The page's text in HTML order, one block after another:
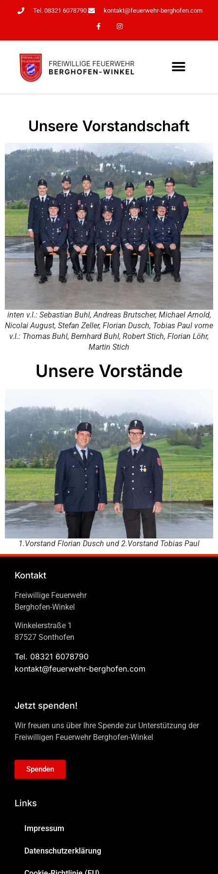
Tel. 08321 6078790 kontakt@feuerwehr-berghofen.com
Unsere Vorstandschaft
inten v.l.: Sebastian Buhl, Andreas Brutscher, Michael Arnold,
Nicolai August, Stefan Zeller, Florian Dusch, Tobias Paul vorne
v.l.: Thomas Buhl, Bernhard Buhl, Robert Stich, Florian Löhr,
Martin Stich
Unsere Vorstände
1.Vorstand Florian Dusch und 2.Vorstand Tobias Paul
Kontakt
Freiwillige Feuerwehr
Berghofen-Winkel
Winkelerstraße 1
87527 Sonthofen
Tel. 08321 6078790
kontakt@feuerwehr-berghofen.com
Jetzt spenden!
Wir freuen uns über Ihre Spende zur Unterstützung der
Freiwilligen Feuerwehr Berghofen-Winkel
Spenden
Links
Impressum
Datenschutzerklärung